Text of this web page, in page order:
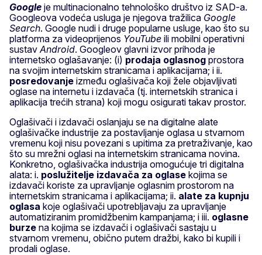
Google je multinacionalno tehnološko društvo iz SAD-a.
Googleova vodeća usluga je njegova tražilica Google
Search. Google nudi i druge popularne usluge, kao što su
platforma za videoprijenos YouTube ili mobilni operativni
sustav Android. Googleov glavni izvor prihoda je
internetsko oglašavanje: (i) prodaja oglasnog prostora
na svojim internetskim stranicama i aplikacijama; i ii.
posredovanje između oglašivača koji žele objavljivati
oglase na internetu i izdavača (tj. internetskih stranica i
aplikacija trećih strana) koji mogu osigurati takav prostor.
Oglašivači i izdavači oslanjaju se na digitalne alate
oglašivačke industrije za postavljanje oglasa u stvarnom
vremenu koji nisu povezani s upitima za pretraživanje, kao
što su mrežni oglasi na internetskim stranicama novina.
Konkretno, oglašivačka industrija omogućuje tri digitalna
alata: i. poslužitelje izdavača za oglase kojima se
izdavači koriste za upravljanje oglasnim prostorom na
internetskim stranicama i aplikacijama; ii. alate za kupnju
oglasa koje oglašivači upotrebljavaju za upravljanje
automatiziranim promidžbenim kampanjama; i iii. oglasne
burze na kojima se izdavači i oglašivači sastaju u
stvarnom vremenu, obično putem dražbi, kako bi kupili i
prodali oglase.